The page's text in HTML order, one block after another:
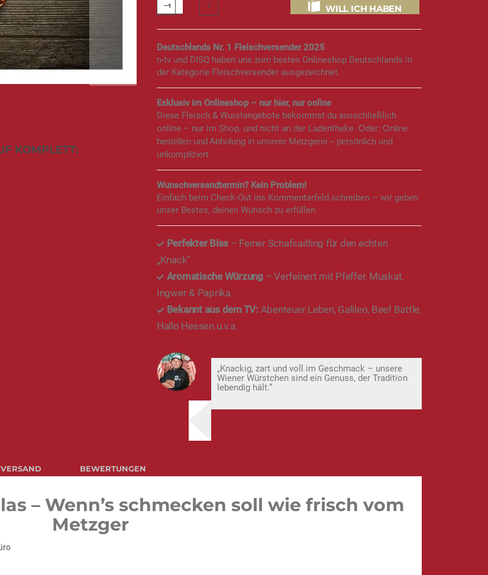
WILL ICH HABEN
Deutschlands Nr. 1 Fleischversender 2025
n-tv und DISQ haben uns zum besten Onlineshop Deutschlands in
der Kategorie Fleischversender ausgezeichnet.
Exklusiv im Onlineshop – nur hier, nur online
Diese Fleisch & Wurstangebote bekommst du ausschließlich
online – nur im Shop, und nicht an der Ladentheke. Oder: Online
bestellen und Abholung in unserer Metzgerei – persönlich und
unkompliziert
Wunschversandtermin? Kein Problem!
Einfach beim Check-Out ins Kommentarfeld schreiben – wir geben
unser Bestes, deinen Wunsch zu erfüllen.
Perfekter Biss – Feiner Schafsaitling für den echten
„Knack“
Aromatische Würzung– Verfeinert mit Pfeffer, Muskat,
Ingwer & Paprika
Bekannt aus dem TV: Abenteuer Leben, Galileo, Beef Battle,
Hallo Hessen u.v.a.
„Knackig, zart und voll im Geschmack – unsere
Wiener Würstchen sind ein Genuss, der Tradition
lebendig hält.“
– Wenn’s schmecken soll wie frisch vom
Metzger
VERSAND BEWERTUNGEN
KOMPLETT: